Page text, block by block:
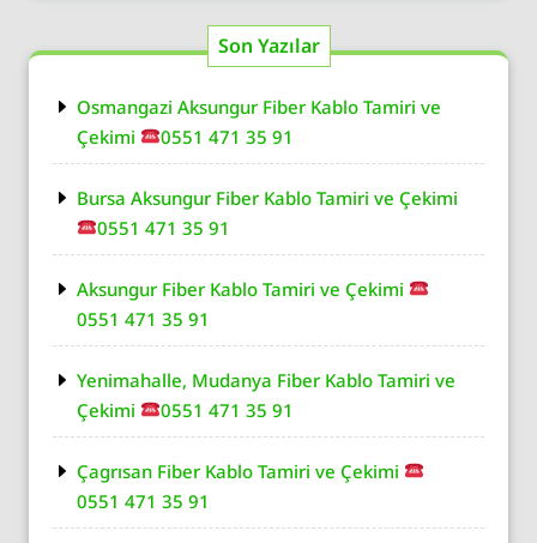
Son Yazılar
Osmangazi Aksungur Fiber Kablo Tamiri ve
Çekimi
0551 471 35 91
Bursa Aksungur Fiber Kablo Tamiri ve Çekimi
0551 471 35 91
Aksungur Fiber Kablo Tamiri ve Çekimi
0551 471 35 91
Yenimahalle, Mudanya Fiber Kablo Tamiri ve
Çekimi
0551 471 35 91
Çagrısan Fiber Kablo Tamiri ve Çekimi
0551 471 35 91